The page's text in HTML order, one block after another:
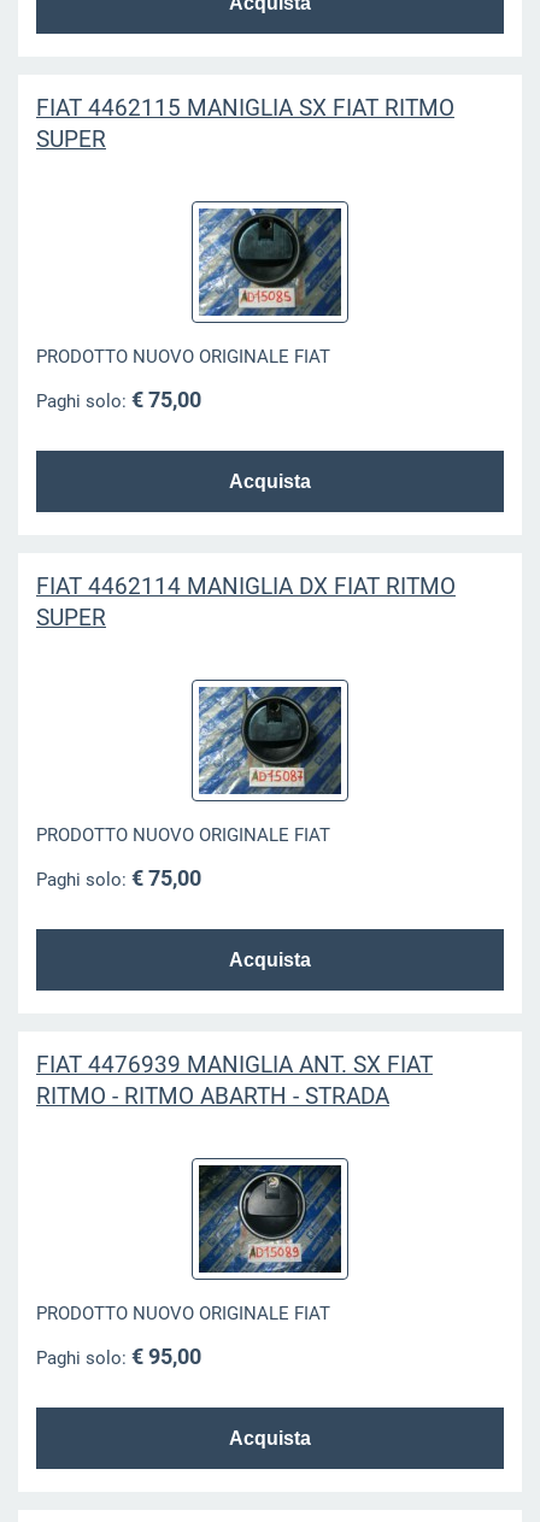
FIAT 4462115 MANIGLIA SX FIAT RITMO
SUPER
PRODOTTO NUOVO ORIGINALE FIAT
Paghi solo: € 75,00
FIAT 4462114 MANIGLIA DX FIAT RITMO
SUPER
PRODOTTO NUOVO ORIGINALE FIAT
Paghi solo: € 75,00
FIAT 4476939 MANIGLIA ANT. SX FIAT
RITMO - RITMO ABARTH - STRADA
PRODOTTO NUOVO ORIGINALE FIAT
Paghi solo: € 95,00